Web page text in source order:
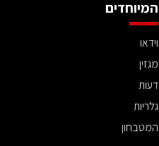
המיוחדים
וידאו
מגזין
דעות
גלריות
המטבחון